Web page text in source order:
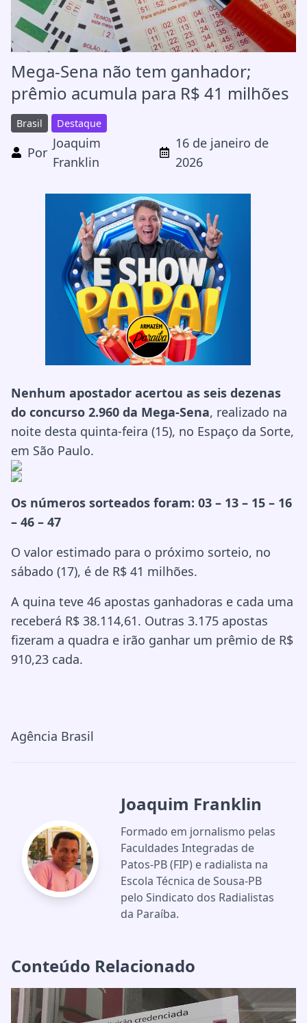
Mega-Sena não tem ganhador;
prêmio acumula para R$ 41 milhões
Brasil Destaque
Por
Joaquim
Franklin
16 de janeiro de
2026
Nenhum apostador acertou as seis dezenas
do concurso 2.960 da Mega-Sena, realizado na
noite desta quinta-feira (15), no Espaço da Sorte,
em São Paulo.
Os números sorteados foram: 03 – 13 – 15 – 16
– 46 – 47
O valor estimado para o próximo sorteio, no
sábado (17), é de R$ 41 milhões.
A quina teve 46 apostas ganhadoras e cada uma
receberá R$ 38.114,61. Outras 3.175 apostas
fizeram a quadra e irão ganhar um prêmio de R$
910,23 cada.
Agência Brasil
Joaquim Franklin
Formado em jornalismo pelas
Faculdades Integradas de
Patos-PB (FIP) e radialista na
Escola Técnica de Sousa-PB
pelo Sindicato dos Radialistas
da Paraíba.
Conteúdo Relacionado